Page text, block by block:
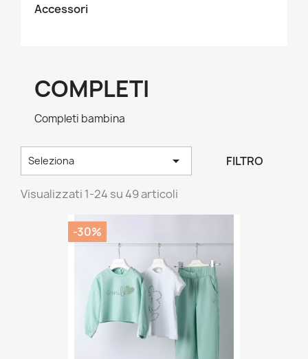
Accessori
COMPLETI
Completi bambina
Seleziona  FILTRO
Visualizzati 1-24 su 49 articoli
-30%